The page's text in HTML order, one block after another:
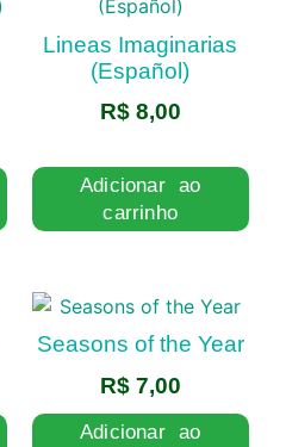
Lineas Imaginarias
(Español)
R$8,00
Adicionar ao
carrinho
Seasons of the Year
R$7,00
Adicionar ao